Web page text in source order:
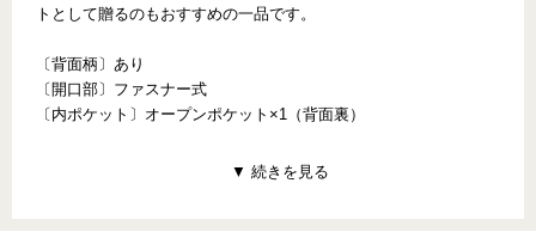
トとして贈るのもおすすめの一品です。
〔背面柄〕あり
〔開口部〕ファスナー式
〔内ポケット〕オープンポケット×1（背面裏）